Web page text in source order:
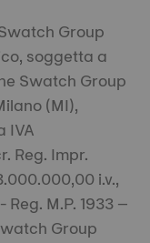
Group
soggetta a
Swatch Group
(MI),
IVA
Reg. Impr.
i.v.,
Reg. M.P. 1933 –
Group